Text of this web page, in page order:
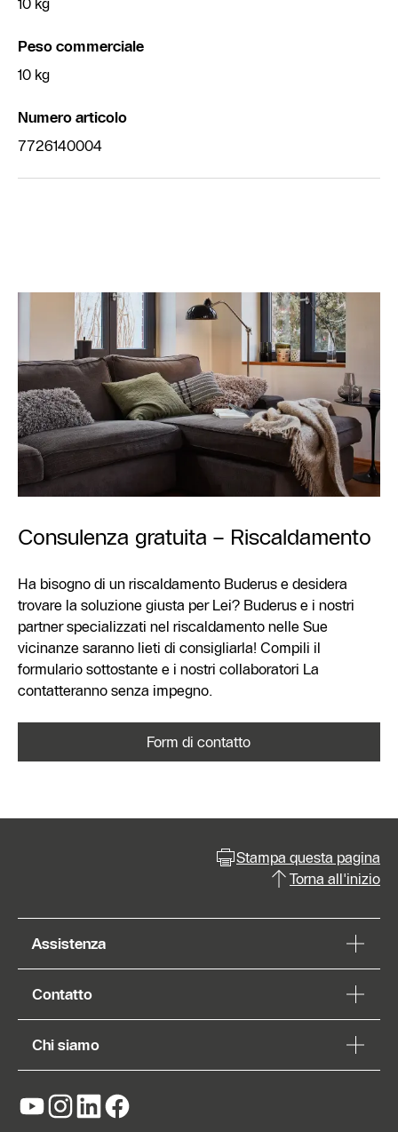
10 kg
Peso commerciale
10 kg
Numero articolo
7726140004
Consulenza gratuita – Riscaldamento
Ha bisogno di un riscaldamento Buderus e desidera
trovare la soluzione giusta per Lei? Buderus e i nostri
partner specializzati nel riscaldamento nelle Sue
vicinanze saranno lieti di consigliarla! Compili il
formulario sottostante e i nostri collaboratori La
contatteranno senza impegno.
Form di contatto
Stampa questa pagina
Torna all'inizio
Assistenza
Contatto
Chi siamo